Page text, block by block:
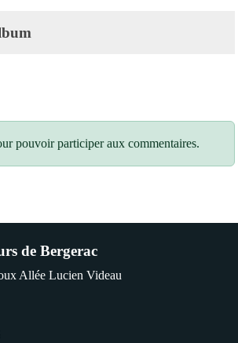
pouvoir participer aux commentaires.
de Bergerac
Allée Lucien Videau